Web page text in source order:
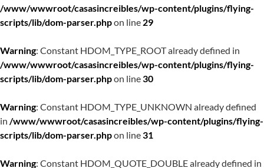
/www/wwwroot/casasincreibles/wp-content/plugins/flying-
scripts/lib/dom-parser.phpon line 29
Warning: Constant HDOM_TYPE_ROOT already defined in
/www/wwwroot/casasincreibles/wp-content/plugins/flying-
scripts/lib/dom-parser.phpon line30
Warning: Constant HDOM_TYPE_UNKNOWN already defined
in /www/wwwroot/casasincreibles/wp-content/plugins/flying-
scripts/lib/dom-parser.phpon line31
Warning: Constant HDOM_QUOTE_DOUBLE already defined in